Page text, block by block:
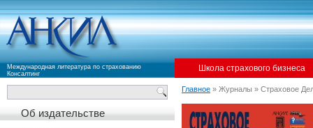
Международная литература по страхованию
Консалтинг
Школа страхового бизнеса
Об издательстве
Главное » Журналы » Страховое